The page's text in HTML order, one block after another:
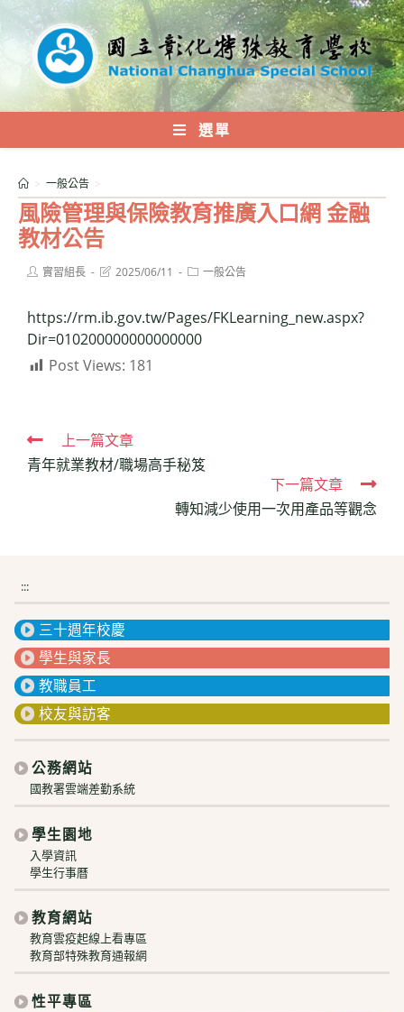
內
選單
風險管理與保險教育推廣入口網 金融
教材公告
> 一般公告 >
Post實習組長
Post2025/06/11
Post一般公告
https://rm.ib.gov.tw/Pages/FKLearning_new.aspx?
Dir=010200000000000000
Post Views: 181
Read
more
上一篇文章
青年就業教材/職場高手秘笈
下一篇文章
轉知減少使用一次用產品等觀念
:::
三十週年校慶
學生與家長
教職員工
校友與訪客
公務網站
國教署雲端差勤系統
學生園地
入學資訊
學生行事曆
教育網站
教育雲疫起線上看專區
教育部特殊教育通報網
性平專區